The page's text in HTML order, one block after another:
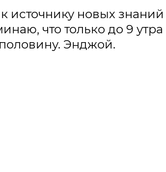
новых
что только до 9
Энджой.